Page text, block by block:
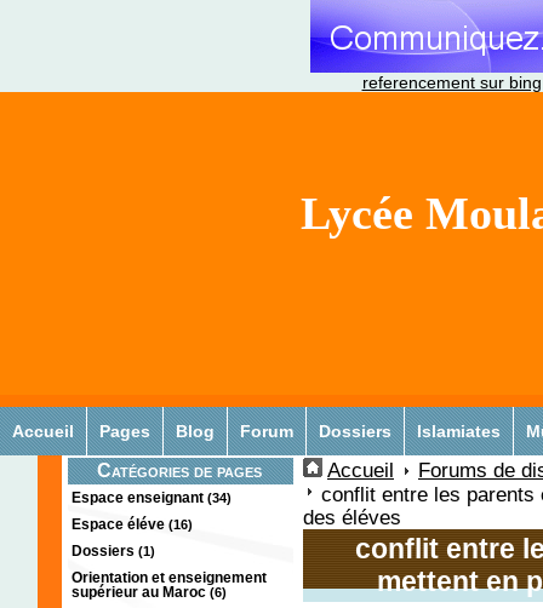
referencement sur bing
Lycée
Accueil Pages Blog Forum Dossiers Islamiates
Catégories de pages
Espace enseignant (34)
Espace éléve (16)
Dossiers (1)
Orientation et enseignement
supérieur au Maroc (6)
Accueil
Forums de
conflit entre les parents
des éléves
conflit entre
mettent en